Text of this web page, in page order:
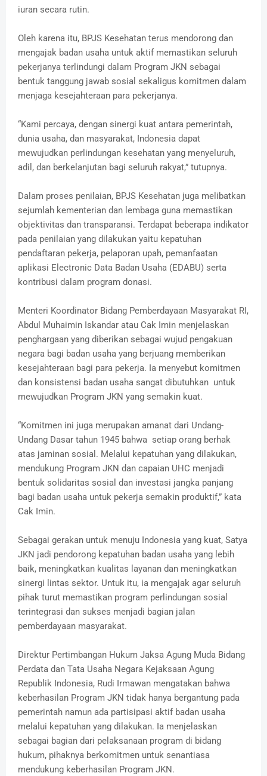
iuran secara rutin.
Oleh karena itu, BPJS Kesehatan terus mendorong dan
mengajak badan usaha untuk aktif memastikan seluruh
pekerjanya terlindungi dalam Program JKN sebagai
bentuk tanggung jawab sosial sekaligus komitmen dalam
menjaga kesejahteraan para pekerjanya.
“Kami percaya, dengan sinergi kuat antara pemerintah,
dunia usaha, dan masyarakat, Indonesia dapat
mewujudkan perlindungan kesehatan yang menyeluruh,
adil, dan berkelanjutan bagi seluruh rakyat,” tutupnya.
Dalam proses penilaian, BPJS Kesehatan juga melibatkan
sejumlah kementerian dan lembaga guna memastikan
objektivitas dan transparansi. Terdapat beberapa indikator
pada penilaian yang dilakukan yaitu kepatuhan
pendaftaran pekerja, pelaporan upah, pemanfaatan
aplikasi Electronic Data Badan Usaha (EDABU) serta
kontribusi dalam program donasi.
Menteri Koordinator Bidang Pemberdayaan Masyarakat RI,
Abdul Muhaimin Iskandar atau Cak Imin menjelaskan
penghargaan yang diberikan sebagai wujud pengakuan
negara bagi badan usaha yang berjuang memberikan
kesejahteraan bagi para pekerja. Ia menyebut komitmen
dan konsistensi badan usaha sangat dibutuhkan untuk
mewujudkan Program JKN yang semakin kuat.
“Komitmen ini juga merupakan amanat dari Undang-
Undang Dasar tahun 1945 bahwa setiap orang berhak
atas jaminan sosial. Melalui kepatuhan yang dilakukan,
mendukung Program JKN dan capaian UHC menjadi
bentuk solidaritas sosial dan investasi jangka panjang
bagi badan usaha untuk pekerja semakin produktif,” kata
Cak Imin.
Sebagai gerakan untuk menuju Indonesia yang kuat, Satya
JKN jadi pendorong kepatuhan badan usaha yang lebih
baik, meningkatkan kualitas layanan dan meningkatkan
sinergi lintas sektor. Untuk itu, ia mengajak agar seluruh
pihak turut memastikan program perlindungan sosial
terintegrasi dan sukses menjadi bagian jalan
pemberdayaan masyarakat.
Direktur Pertimbangan Hukum Jaksa Agung Muda Bidang
Perdata dan Tata Usaha Negara Kejaksaan Agung
Republik Indonesia, Rudi Irmawan mengatakan bahwa
keberhasilan Program JKN tidak hanya bergantung pada
pemerintah namun ada partisipasi aktif badan usaha
melalui kepatuhan yang dilakukan. Ia menjelaskan
sebagai bagian dari pelaksanaan program di bidang
hukum, pihaknya berkomitmen untuk senantiasa
mendukung keberhasilan Program JKN.